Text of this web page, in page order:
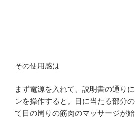
その使用感は
まず電源を入れて、説明書の通り
ンを操作すると。目に当たる部分
て目の周りの筋肉のマッサージが始